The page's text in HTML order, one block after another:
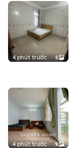
4 phút trước 5
4 phút trước 9